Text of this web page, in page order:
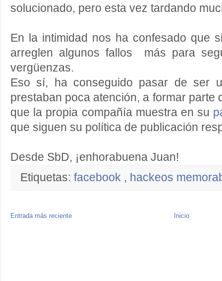
solucionado, pero esta vez tardando
En la intimidad nos ha confesado que
arreglen algunos fallos más para
vergüenzas.
Eso sí, ha conseguido pasar de ser
prestaban poca atención, a formar parte
que la propia compañía muestra en su
que siguen su política de publicación
Desde SbD, ¡enhorabuena Juan!
Etiquetas: facebook , hackeos
Entrada más reciente Inicio